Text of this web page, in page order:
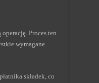
Proces ten
wymagane
składek, co